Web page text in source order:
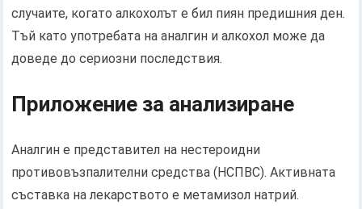
случаите, когато алкохолът е бил пиян предишния ден.
Тъй като употребата на аналгин и алкохол може да
доведе до сериозни последствия.
Приложение за анализиране
Аналгин е представител на нестероидни
противовъзпалителни средства (НСПВС). Активната
съставка на лекарството е метамизол натрий.